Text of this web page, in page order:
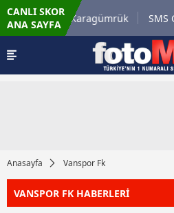
CANLI SKOR
ANA SAYFAKaragümrük SMS Grup
Anasayfa Vanspor Fk
VANSPOR FK HABERLERİ